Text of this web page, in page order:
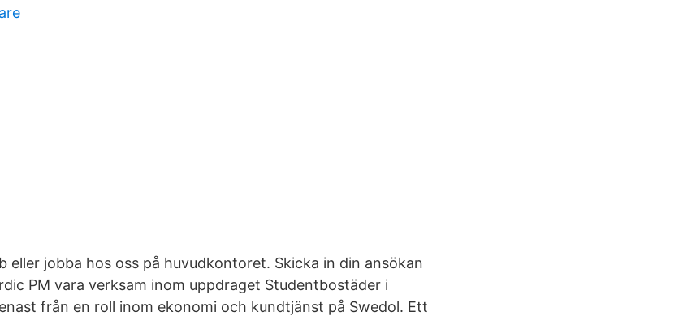
eller jobba hos oss på huvudkontoret. Skicka in din ansökan
PM vara verksam inom uppdraget Studentbostäder i
från en roll inom ekonomi och kundtjänst på Swedol. Ett